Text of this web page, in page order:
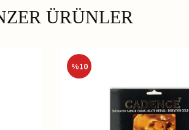
ÜRÜNLER
%10